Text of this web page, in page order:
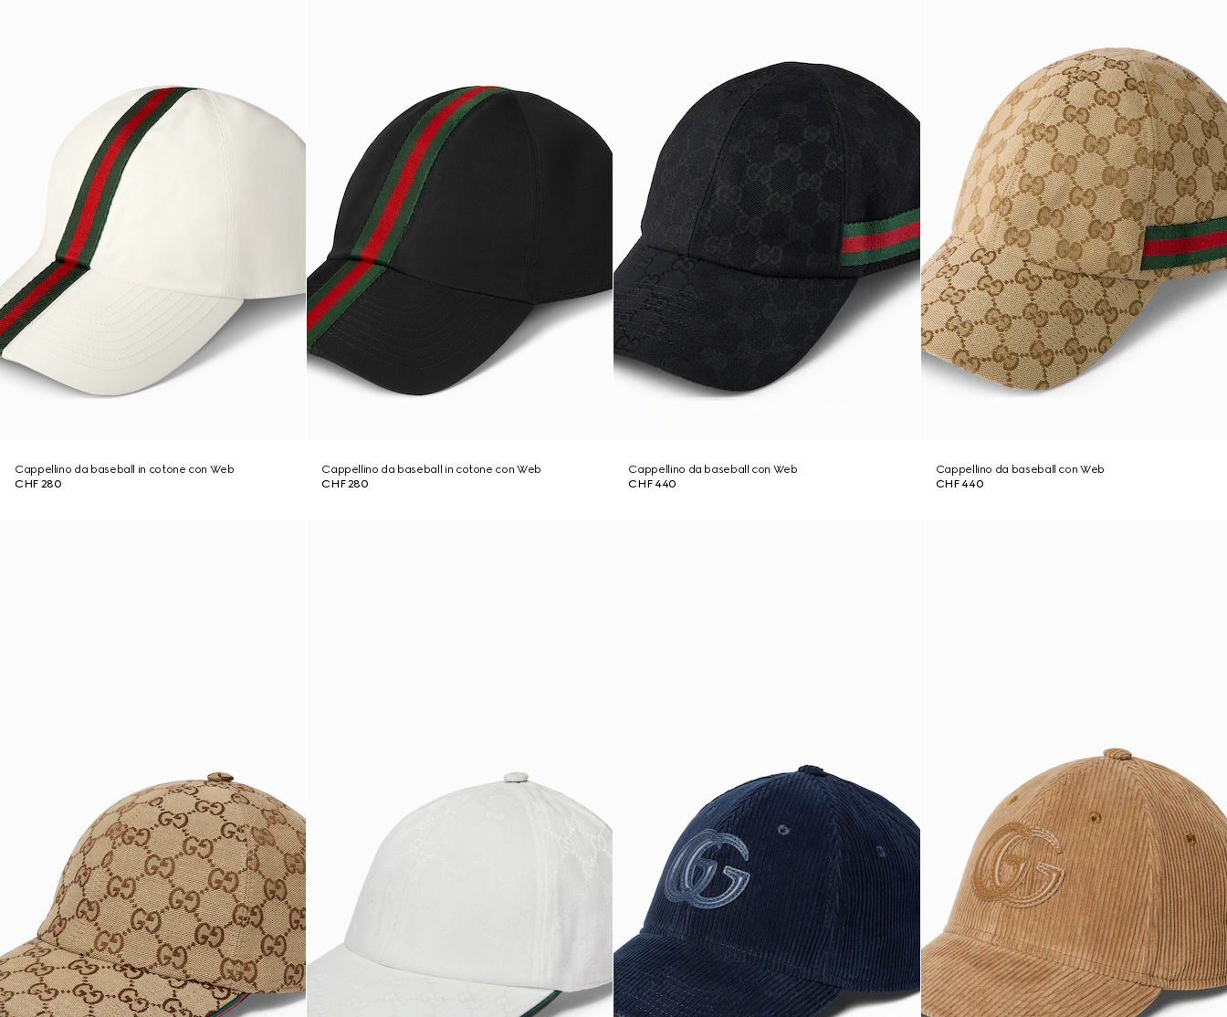
Cappellino da baseball in cotone con Web
CHF 280
Cappellino da baseball in cotone con Web
CHF 280
Cappellino da baseball con Web
CHF 440
Cappellino da baseball con Web
CHF 440